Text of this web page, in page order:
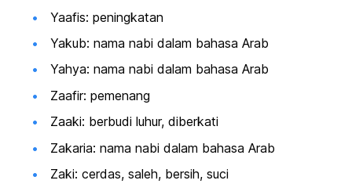
Yaafis: peningkatan
Yakub: nama nabi dalam bahasa Arab
Yahya: nama nabi dalam bahasa Arab
Zaafir: pemenang
Zaaki: berbudi luhur, diberkati
Zakaria: nama nabi dalam bahasa Arab
Zaki: cerdas, saleh, bersih, suci